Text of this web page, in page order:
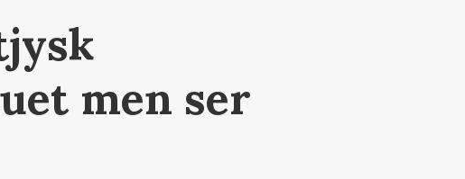
men ser